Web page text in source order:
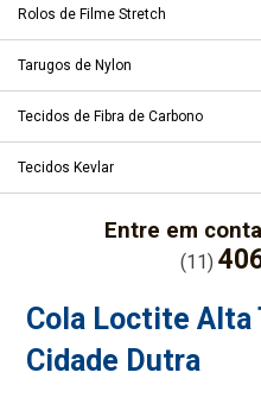
Rolos de Filme Stretch
Tarugos de Nylon
Tecidos de Fibra de Carbono
Tecidos Kevlar
Entre em
(11)
Cola Loctite Alta
Cidade Dutra